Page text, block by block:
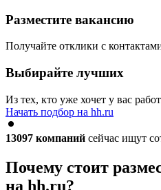
Разместите вакансию
Получайте отклики с
Выбирайте лучших
Из тех, кто уже хочет у вас
Начать подбор на hh.ru
13097 компаний сейчас ищут
Почему стоит
на hh.ru?